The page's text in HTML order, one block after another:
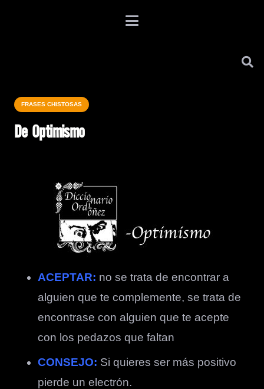
FRASES CHISTOSAS
De Optimismo
ACEPTAR: no se trata de encontrar a
alguien que te complemente, se trata de
encontrase con alguien que te acepte
con los pedazos que faltan
CONSEJO: Si quieres ser más positivo
pierde un electrón.